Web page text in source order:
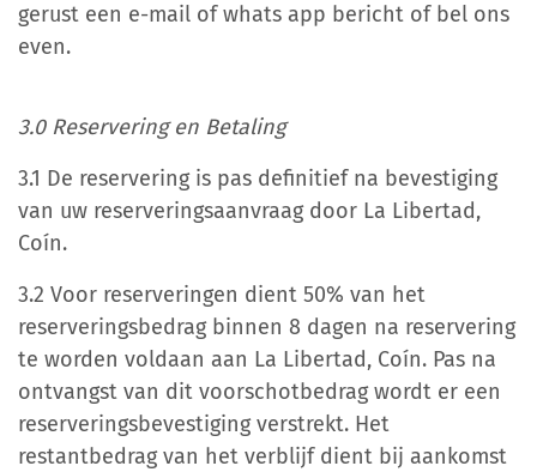
gerust een e-mail of whats app bericht of bel ons
even.
3.0 Reservering en Betaling
3.1 De reservering is pas definitief na bevestiging
van uw reserveringsaanvraag door La Libertad,
Coín.
3.2 Voor reserveringen dient 50% van het
reserveringsbedrag binnen 8 dagen na reservering
te worden voldaan aan La Libertad, Coín. Pas na
ontvangst van dit voorschotbedrag wordt er een
reserveringsbevestiging verstrekt. Het
restantbedrag van het verblijf dient bij aankomst